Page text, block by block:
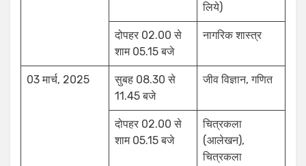
लिये)
दोपहर 02.00 से
शाम 05.15 बजे
नागरिक शास्त्र
03 मार्च, 2025
सुबह 08.30 से
11.45 बजे
जीव विज्ञान, गणित
दोपहर 02.00 से
शाम 05.15 बजे
चित्रकला
(आलेखन),
चित्रकला